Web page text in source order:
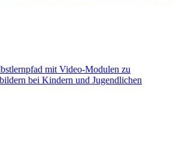
mit Video-Modulen zu
bei Kindern und Jugendlichen